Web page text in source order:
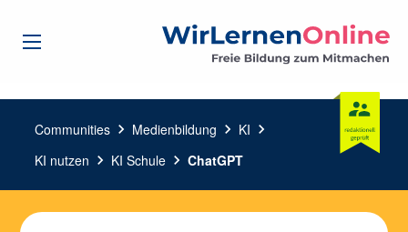
Communities chevron_right Medienbildung chevron_right KI chevron_right
KI nutzen chevron_right KI Schule chevron_right ChatGPT